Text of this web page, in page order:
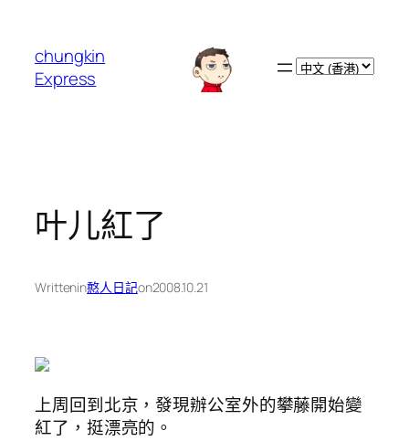
chungkin
Express
Choose
叶儿紅了
Writtenin憨人日記on2008.10.21
上周回到北京，發現辦公室外的攀藤開始變
紅了，挺漂亮的。